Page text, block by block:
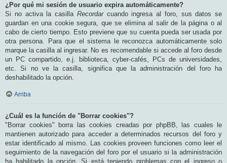
¿Por qué mi sesión de usuario expira automáticamente?
Si no activa la casilla Recordarcuando ingresa al foro, sus datos se
guardan en una cookie segura, que se elimina al salir de la página o al
cabo de cierto tiempo. Esto previene que su cuenta pueda ser usada por
otra persona. Para que el sistema le reconozca automáticamente solo
marque la casilla al ingresar. No es recomendable si accede al foro desde
un PC compartido, e.j. biblioteca, cyber-cafés, PCs de universidades,
etc. Si no ve la casilla, significa que la administración del foro ha
deshabilitado la opción.
Arriba
¿Cuál es la función de "Borrar cookies"?
"Borrar cookies" borra las cookies creadas por phpBB, las cuales le
mantienen autorizado para acceder a determinados recursos del foro y
estar identificado al mismo. Las cookies proveen funciones como leer el
seguimiento de la navegación del foro por el usuario si la administración
ha habilitado la opción. Si está teniendo problemas con el ingreso o